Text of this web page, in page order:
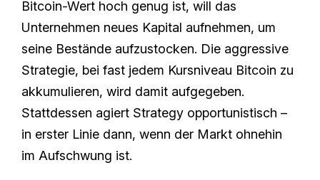
Bitcoin-Wert hoch genug ist, will das
Unternehmen neues Kapital aufnehmen, um
seine Bestände aufzustocken. Die aggressive
Strategie, bei fast jedem Kursniveau Bitcoin zu
akkumulieren, wird damit aufgegeben.
Stattdessen agiert Strategy opportunistisch –
in erster Linie dann, wenn der Markt ohnehin
im Aufschwung ist.